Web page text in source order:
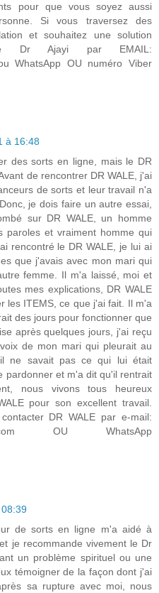
pour que vous soyez aussi
Si vous traversez des
et souhaitez une solution
Dr Ajayi par EMAIL:
WhatsApp OU numéro Viber
à 16:48
des sorts en ligne, mais le DR
de rencontrer DR WALE, j'ai
de sorts et leur travail n'a
je dois faire un autre essai,
sur DR WALE, un homme
paroles et vraiment homme qui
rencontré le DR WALE, je lui ai
que j'avais avec mon mari qui
femme. Il m'a laissé, moi et
mes explications, DR WALE
les ITEMS, ce que j'ai fait. Il m'a
des jours pour fonctionner que
après quelques jours, j'ai reçu
de mon mari qui pleurait au
ne savait pas ce qui lui était
pardonner et m'a dit qu'il rentrait
nous vivons tous heureux
pour son excellent travail.
DR WALE par e-mail:
OU WhatsApp
de sorts en ligne m'a aidé à
je recommande vivement le Dr
un problème spirituel ou une
témoigner de la façon dont j'ai
sa rupture avec moi, nous